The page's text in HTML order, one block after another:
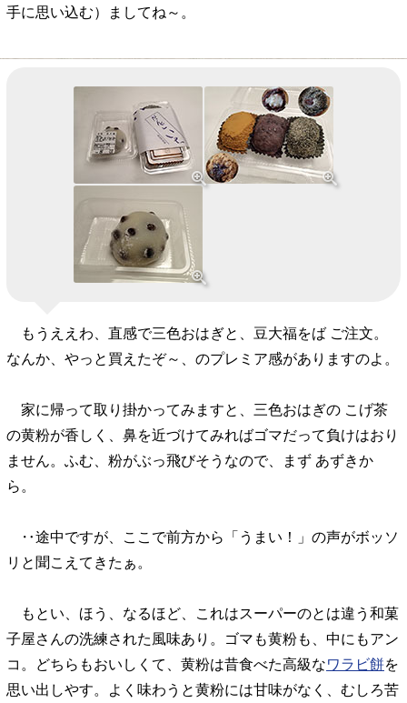
手に思い込む）ましてね～。
もうええわ、直感で三色おはぎと、豆大福をば ご注文。
なんか、やっと買えたぞ～、のプレミア感がありますのよ。
家に帰って取り掛かってみますと、三色おはぎの こげ茶
の黄粉が香しく、鼻を近づけてみればゴマだって負けはおり
ません。ふむ、粉がぶっ飛びそうなので、まず あずきか
ら。
‥途中ですが、ここで前方から「うまい！」の声がボッソ
リと聞こえてきたぁ。
もとい、ほう、なるほど、これはスーパーのとは違う和菓
子屋さんの洗練された風味あり。ゴマも黄粉も、中にもアン
コ。どちらもおいしくて、黄粉は昔食べた高級なワラビ餅を
思い出しやす。よく味わうと黄粉には甘味がなく、むしろ苦